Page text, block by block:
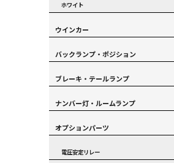
ホワイト
ウインカー
バックランプ・ポジション
ブレーキ・テールランプ
ナンバー灯・ルームランプ
オプションパーツ
電圧安定リレー